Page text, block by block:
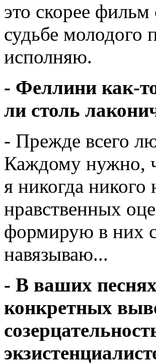
это скорее
судьбе молодого
исполняю.
- Феллини как-
ли столь
- Прежде всего
Каждому нужно,
я никогда
нравственных
формирую в них
навязываю...
- В ваших песнях
конкретных